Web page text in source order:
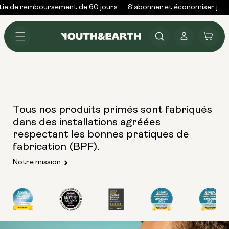
Skip to
content
de remboursement de 60 jours S'abonner et économiser
connecter
Panier
Tous nos produits primés sont fabriqués
dans des installations agréées
respectant les bonnes pratiques de
fabrication (BPF).
Notre mission